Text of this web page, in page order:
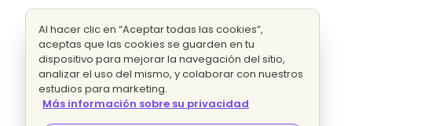
Al hacer clic en “Aceptar todas las cookies”,
aceptas que las cookies se guarden en tu
dispositivo para mejorar la navegación del sitio,
analizar el uso del mismo, y colaborar con nuestros
estudios para marketing.
Más información sobre su privacidad